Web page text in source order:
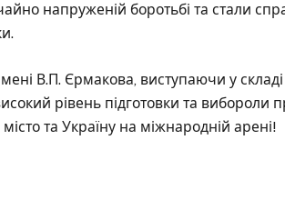
напруженій боротьбі та стали
В.П. Єрмакова, виступаючи у складі
рівень підготовки та вибороли
та Україну на міжнародній арені!